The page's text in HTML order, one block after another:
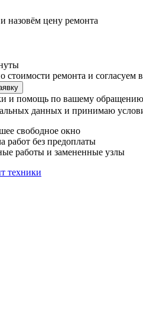
назовём цену ремонта
ремонта и согласуем
и помощь по вашему
данных и принимаю
свободное окно
работ без предоплаты
работы и замененные узлы
техники